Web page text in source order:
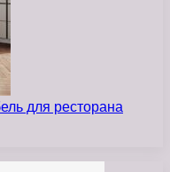
для ресторана